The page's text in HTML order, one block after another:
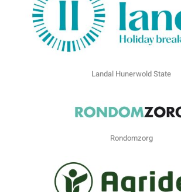
Landal Hunerwold State
Rondomzorg